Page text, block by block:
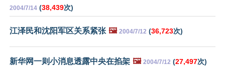
2004/7/14 (38,439次)
江泽民和沈阳军区关系紧张 🖼️ 2004/7/12 (36,723次)
新华网一则小消息透露中央在掐架 🖼️ 2004/7/12 (27,497次)